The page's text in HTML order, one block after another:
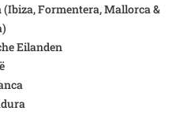
(Ibiza, Formentera, Mallorca &
Eilanden